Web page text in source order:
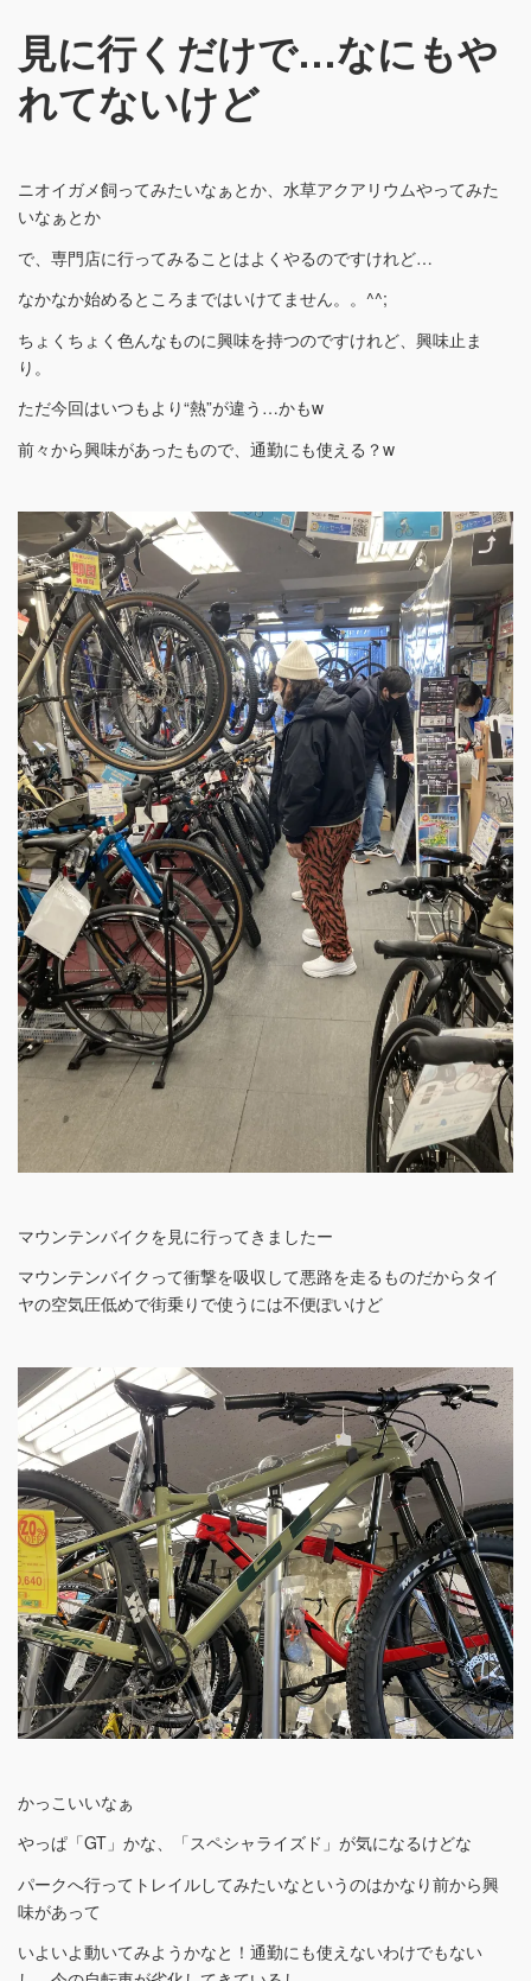
見に行くだけで…なにもや
れてないけど
ニオイガメ飼ってみたいなぁとか、水草アクアリウムやってみた
いなぁとか
で、専門店に行ってみることはよくやるのですけれど…
なかなか始めるところまではいけてません。。^^;
ちょくちょく色んなものに興味を持つのですけれど、興味止ま
り。
ただ今回はいつもより“熱”が違う…かもw
前々から興味があったもので、通勤にも使える？w
マウンテンバイクを見に行ってきましたー
マウンテンバイクって衝撃を吸収して悪路を走るものだからタイ
ヤの空気圧低めで街乗りで使うには不便ぽいけど
かっこいいなぁ
やっぱ「GT」かな、「スペシャライズド」が気になるけどな
パークへ行ってトレイルしてみたいなというのはかなり前から興
味があって
いよいよ動いてみようかなと！通勤にも使えないわけでもない